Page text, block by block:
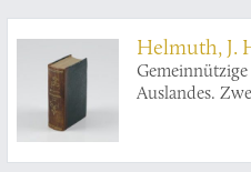
Helmuth, J.
Auslandes.
Beschreibung